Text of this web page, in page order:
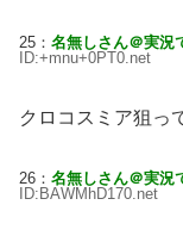
25： 名無しさん＠実況
ID:+mnu+0PT0.net
クロコスミア狙っ
26： 名無しさん＠実況
ID:BAWMhD170.net